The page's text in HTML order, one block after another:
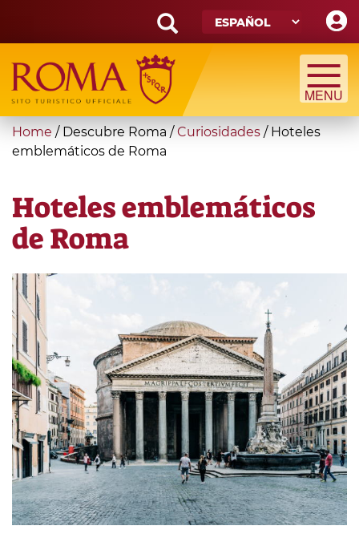
main
content
Search
form
Búsqueda
You
are
Home / Descubre Roma /Curiosidades / Hoteles
emblemáticos de Roma
Hoteles emblemáticos
de Roma